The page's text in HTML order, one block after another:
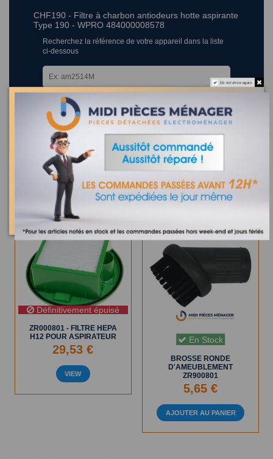
CHF190 - Filtre à charbon antiodeurs hotte aspirante
Type 190 - WPRO 484000008578
Recherchez la référence de votre appareil dans la liste
ci-dessous
Où trouver la référence de mon appareil ?
2 appareils compatibles.
Les clients qui ont acheté ce produit ont également acheté :
Définitivement épuisé
ZR000801 - FILTRE HEPA
H12 POUR ASPIRATEUR
29,53 €
VIEW
En Stock
BROSSE RONDE
D'AMEUBLEMENT
ZR900801
5,65 €
AJOUTER AU PANIER
Do not show again.